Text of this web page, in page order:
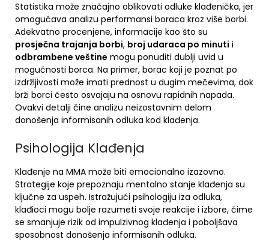
Statistika može značajno oblikovati odluke klađenička, jer
omogućava analizu performansi boraca kroz više borbi.
Adekvatno procenjene, informacije kao što su
prosječna trajanja borbi, broj udaraca po minuti i
odbrambene veštine mogu ponuditi dublji uvid u
mogućnosti borca. Na primer, borac koji je poznat po
izdržljivosti može imati prednost u dugim mečevima, dok
brži borci često osvajaju na osnovu rapidnih napada.
Ovakvi detalji čine analizu neizostavnim delom
donošenja informisanih odluka kod klađenja.
Psihologija Klađenja
Klađenje na MMA može biti emocionalno izazovno.
Strategije koje prepoznaju mentalno stanje klađenja su
ključne za uspeh. Istražujući psihologiju iza odluka,
klađioci mogu bolje razumeti svoje reakcije i izbore, čime
se smanjuje rizik od impulzivnog klađenja i poboljšava
sposobnost donošenja informisanih odluka.